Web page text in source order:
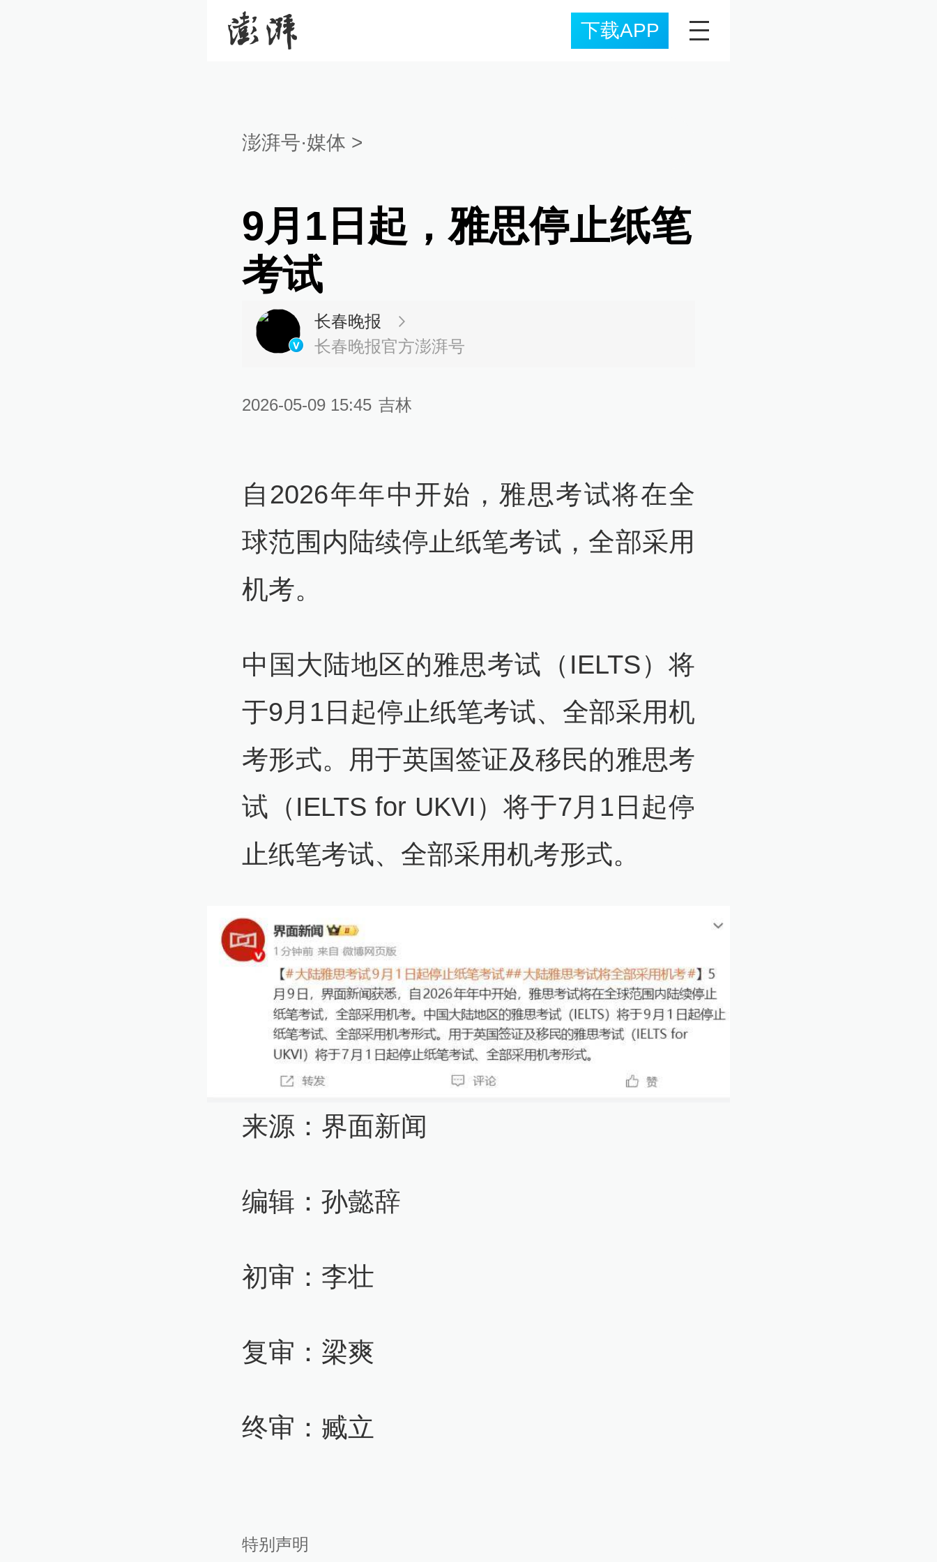
下载APP
澎湃号·媒体 >
9月1日起，雅思停止纸笔
考试
长春晚报
长春晚报官方澎湃号
2026-05-09 15:45 吉林
自2026年年中开始，雅思考试将在全
球范围内陆续停止纸笔考试，全部采用
机考。
中国大陆地区的雅思考试（IELTS）将
于9月1日起停止纸笔考试、全部采用机
考形式。用于英国签证及移民的雅思考
试（IELTS for UKVI）将于7月1日起停
止纸笔考试、全部采用机考形式。
来源：界面新闻
编辑：孙懿辞
初审：李壮
复审：梁爽
终审：臧立
特别声明